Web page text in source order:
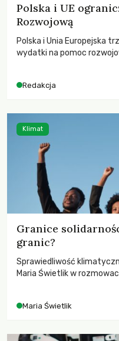
Polska i UE
Rozwojową
Polska i Unia Europejska
wydatki na pomoc
odnotowano największe
kryzysami i ubóstwem?
Redakcja
Granice
granic?
Sprawiedliwość
Maria Świetlik w
Maria Świetlik
Klimat